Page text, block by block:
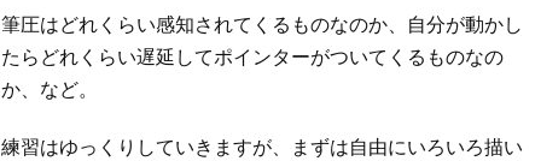
筆圧はどれくらい感知されてくるものなのか、自分が動かし
たらどれくらい遅延してポインターがついてくるものなの
か、など。
練習はゆっくりしていきますが、まずは自由にいろいろ描い